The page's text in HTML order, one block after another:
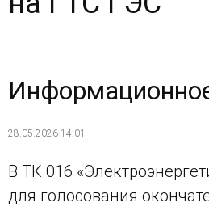
28.05.2026 14:01
В ТК 016
для голосования